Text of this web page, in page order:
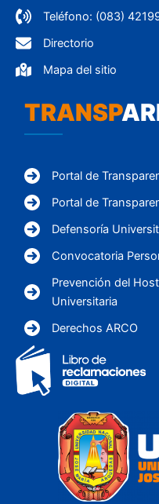
Teléfono: (083)
Directorio
Mapa del sitio
TRANSP
Portal de
Portal de
Defensoría
Convocatoria
Prevención del
Universitaria
Derechos ARCO